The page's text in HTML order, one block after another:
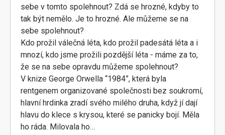
sebe v tomto spolehnout? Zdá se hrozné, kdyby to
tak být nemělo. Je to hrozné. Ale můžeme se na
sebe spolehnout?
Kdo prožil válečná léta, kdo prožil padesátá léta a i
mnozí, kdo jsme prožili pozdější léta - máme za to,
že se na sebe opravdu můžeme spolehnout?
V knize George Orwella “1984”, která byla
rentgenem organizované společnosti bez soukromí,
hlavní hrdinka zradí svého milého druha, když jí dají
hlavu do klece s krysou, které se panicky bojí. Měla
ho ráda. Milovala ho…